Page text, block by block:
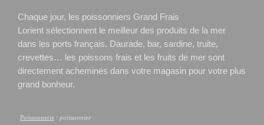
Chaque jour, les poissonniers Grand Frais
Lorient sélectionnent le meilleur des produits de la mer
dans les ports français. Daurade, bar, sardine, truite,
crevettes… les poissons frais et les fruits de mer sont
directement acheminés dans votre magasin pour votre plus
grand bonheur.
Poissonnerie : poissonnier